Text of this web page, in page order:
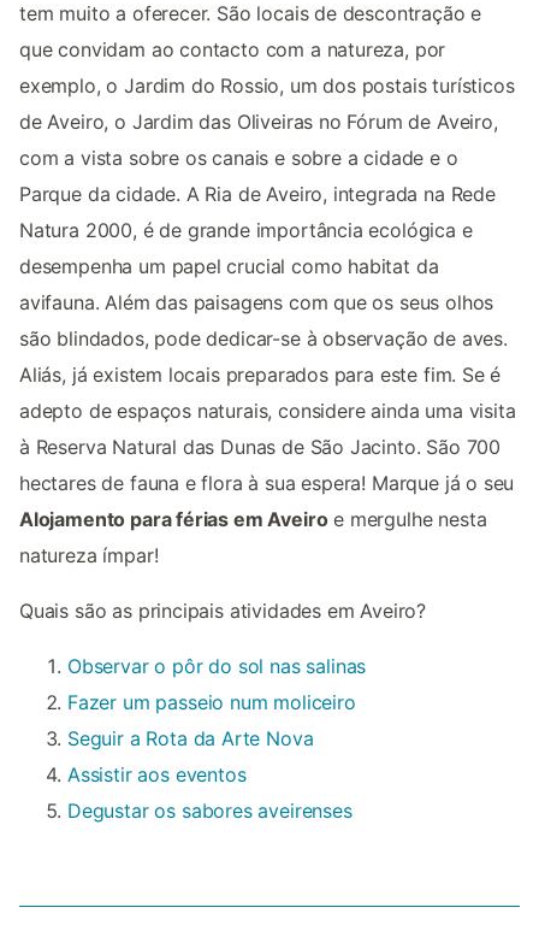
tem muito a oferecer. São locais de descontração e
que convidam ao contacto com a natureza, por
exemplo, o Jardim do Rossio, um dos postais turísticos
de Aveiro, o Jardim das Oliveiras no Fórum de Aveiro,
com a vista sobre os canais e sobre a cidade e o
Parque da cidade. A Ria de Aveiro, integrada na Rede
Natura 2000, é de grande importância ecológica e
desempenha um papel crucial como habitat da
avifauna. Além das paisagens com que os seus olhos
são blindados, pode dedicar-se à observação de aves.
Aliás, já existem locais preparados para este fim. Se é
adepto de espaços naturais, considere ainda uma visita
à Reserva Natural das Dunas de São Jacinto. São 700
hectares de fauna e flora à sua espera! Marque já o seu
Alojamento para férias em Aveiroe mergulhe nesta
natureza ímpar!
Quais são as principais atividades em Aveiro?
Observar o pôr do sol nas salinas
Fazer um passeio num moliceiro
Seguir a Rota da Arte Nova
Assistir aos eventos
Degustar os sabores aveirenses